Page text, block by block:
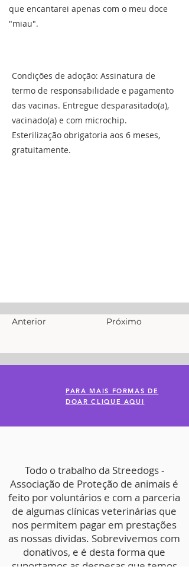
que encantarei apenas com o meu doce
"miau".
Condições de adoção: Assinatura de
termo de responsabilidade e pagamento
das vacinas. Entregue desparasitado(a),
vacinado(a) e com microchip.
Esterilização obrigatoria aos 6 meses,
gratuitamente.
Anterior Próximo
PARA MAIS FORMAS DE
DOAR CLIQUE AQUI
Todo o trabalho da Streedogs -
Associação de Proteção de animais é
feito por voluntários e com a parceria
de algumas clínicas veterinárias que
nos permitem pagar em prestações
as nossas dividas. Sobrevivemos com
donativos, e é desta forma que
suportamos as despesas que temos